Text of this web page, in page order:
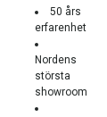
50 års
erfarenhet
Nordens
största
showroom